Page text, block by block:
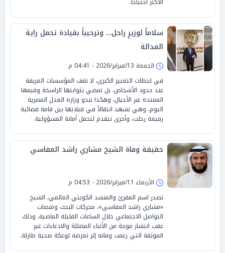
سلاماً لوزيرٍ راحل… وترحيباً بقيادة تحمل راية
العدالة
الجمعة 13/فبراير/2026 - 04:41 م
في لحظات التغيير الكبرى، لا تقف المؤسسات العريقة
عند حدود الأشخاص، بل تمضي بثوابتها الراسخة وقيمها
الممتدة عبر الأجيال، وهكذا تبدو وزارة العدل المصرية
اليوم، وهي تشهد انتقالاً في قيادتها بين قامة قضائية
رفيعة رحلت، وأخرى تتقدم لتحمل أمانة المسؤولية.
حقيقة وفاة الشيخ مشاري راشد العفاسي
الأربعاء 11/فبراير/2026 - 04:53 م
تصدر اسم المقرئ والمنشد الكويتي العالمي، الشيخ
«مشاري راشد العفاسي»، محركات البحث ومنصات
التواصل الاجتماعي خلال الساعات القليلة الماضية، وذلك
عقب انتشار موجة من الأنباء المضللة والادعاءات غير
الموثقة التي زعمت وفاته إثر تعرضه لوعكة صحية طارئة.